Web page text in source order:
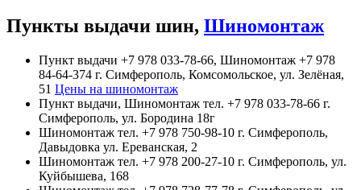
Пункты выдачи шин, Шиномонтаж
Пункт выдачи +7 978 033-78-66, Шиномонтаж +7 978
84-64-374 г. Симферополь, Комсомольское, ул. Зелёная,
51 Цены на шиномонтаж
Пункт выдачи, Шиномонтаж тел. +7 978 033-78-66 г.
Симферополь, ул. Бородина 18г
Шиномонтаж тел. +7 978 750-98-10 г. Симферополь,
Давыдовка ул. Ереванская, 2
Шиномонтаж тел. +7 978 200-27-10 г. Симферополь, ул.
Куйбышева, 168